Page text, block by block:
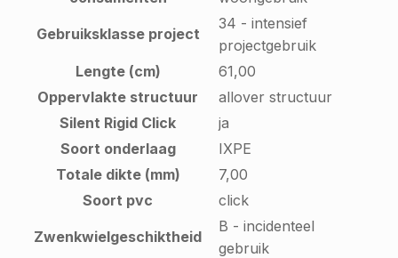
Gebruiksklasse project
34 - intensief
projectgebruik
Lengte (cm)
61,00
Oppervlakte structuur
allover structuur
Silent Rigid Click
ja
Soort onderlaag
IXPE
Totale dikte (mm)
7,00
Soort pvc
click
Zwenkwielgeschiktheid
B - incidenteel
gebruik